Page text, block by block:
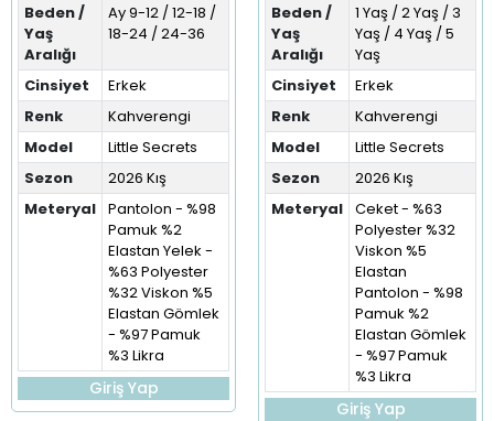
Beden /
Yaş
Aralığı
Ay 9-12 / 12-18 /
18-24 / 24-36
Cinsiyet
Erkek
Renk
Kahverengi
Model
Little Secrets
Sezon
2026 Kış
Meteryal Pantolon - %98
Pamuk %2
Elastan Yelek -
%63 Polyester
%32 Viskon %5
Elastan Gömlek
- %97 Pamuk
%3 Likra
Giriş Yap
Beden /
Yaş
Aralığı
1 Yaş / 2 Yaş / 3
Yaş / 4 Yaş / 5
Yaş
Cinsiyet
Erkek
Renk
Kahverengi
Model
Little Secrets
Sezon
2026 Kış
Meteryal Ceket - %63
Polyester %32
Viskon %5
Elastan
Pantolon - %98
Pamuk %2
Elastan Gömlek
- %97 Pamuk
%3 Likra
Giriş Yap